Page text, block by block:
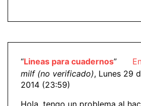
“Lineas para cuadernos”
milf (no verificado), Lunes 29
2014 (23:59)